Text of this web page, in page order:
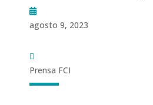
agosto 9, 2023
Prensa FCI